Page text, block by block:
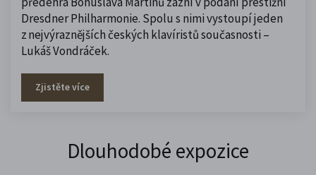
Dresdner Philharmonie. Spolu s nimi vystoupí jeden
z nejvýraznějších českých klavíristů současnosti –
Lukáš Vondráček.
Zjistěte více
Dlouhodobé expozice